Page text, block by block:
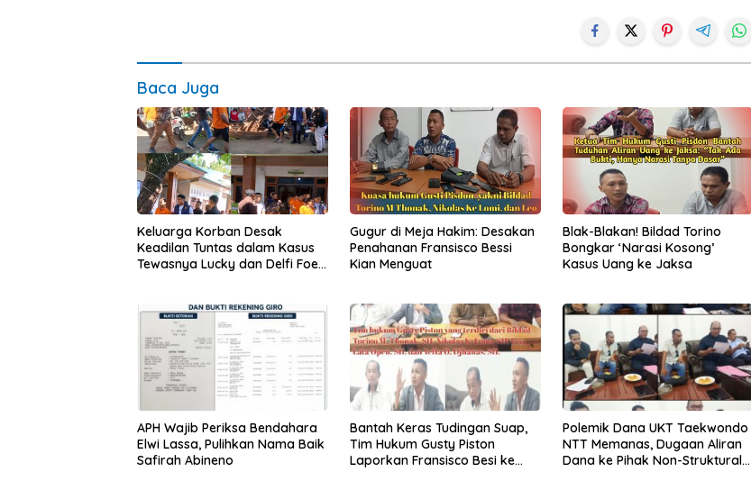
Baca Juga
Keluarga Korban Desak
Keadilan Tuntas dalam Kasus
Tewasnya Lucky dan Delfi Foes
Gugur di Meja Hakim: Desakan
Penahanan Fransisco Bessi
Kian Menguat
Blak-Blakan! Bildad Torino
Bongkar ‘Narasi Kosong’
Kasus Uang ke Jaksa
APH Wajib Periksa Bendahara
Elwi Lassa, Pulihkan Nama Baik
Safirah Abineno
Bantah Keras Tudingan Suap,
Tim Hukum Gusty Piston
Laporkan Fransisco Besi ke
Polemik Dana UKT Taekwondo
NTT Memanas, Dugaan Aliran
Dana ke Pihak Non-Struktural